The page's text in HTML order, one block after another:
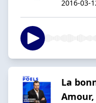
2016-03-
La